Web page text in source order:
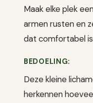
Maak elke plek
armen rusten en
dat comfortabel
BEDOELING:
Deze kleine
herkennen